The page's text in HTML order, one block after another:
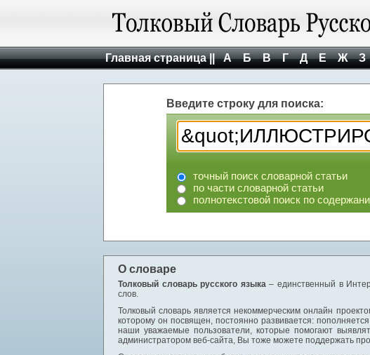
Главная страница || А Б В Г Д Е Ж З
Введите строку для поиска:
точный поиск словарной статьи
по части словарной статьи
полнотекстовой поиск по
О словаре
Толковый словарь русского языка– единственный в
слов.
Толковый словарь является некоммерческим онлайн
которому он посвящен, постоянно развивается:
наши уважаемые пользователи, которые помогают
администратором веб-сайта, Вы тоже можете поддержать